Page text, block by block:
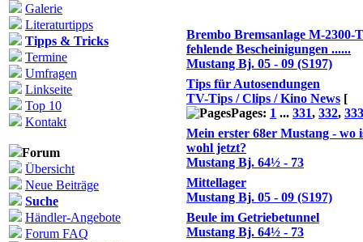
Galerie
Literaturtipps
Tipps & Tricks
Termine
Umfragen
Linkseite
Top 10
Kontakt
Forum
Übersicht
Neue Beiträge
Suche
Händler-Angebote
Forum FAQ
Brembo Bremsanlage M-2300-T
fehlende Bescheinigungen ......
Mustang Bj. 05 - 09 (S197)
Tips für Autosendungen
TV-Tips / Clips / Kino News [
Pages: 1 ... 331, 332, 333
Mein erster 68er Mustang - wo
wohl jetzt?
Mustang Bj. 64½ - 73
Mittellager
Mustang Bj. 05 - 09 (S197)
Beule im Getriebetunnel
Mustang Bj. 64½ - 73